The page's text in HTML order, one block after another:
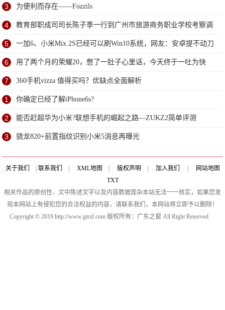
3 为便利而存在——Fozzils
4 教育部职成司司长陈子季一行到广州市旅游商务职业学校考察调
研
5 一加6、小米Mix 2S已经可以刷Win10系统，网友：安卓提不动刀
了？
6 用了两个月的荣耀20，憋了一肚子心里话，今天终于一吐为快
7 360手机vizza 值得买吗？优缺点全面解析
1 你确定已经了解iPhone6s?
2 能否赶超华为小米?联想手机的崛起之路—ZUKZ2简单评测
3 骁龙820+前置指纹识别小米5消息再曝光
关于我们 | 联系我们 | XML地图 | 版权声明 | 加入我们 |
网站地图
TXT
相关作品的原创性、文中陈述文字以及内容数据庞杂本站无法一一核实，如果您发
现本网站上有侵犯您的合法权益的内容，请联系我们，本网站将立即予以删除！
Copyright © 2019 http://www.gtrzf.com 版权所有：广东之窗 All Right Reserved.